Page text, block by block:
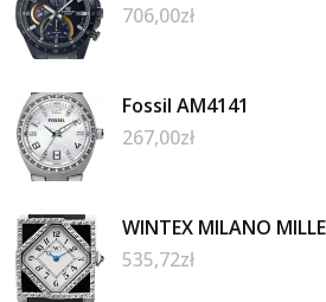
706,00zł
Fossil AM4141
267,00zł
WINTEX MILANO
535,72zł